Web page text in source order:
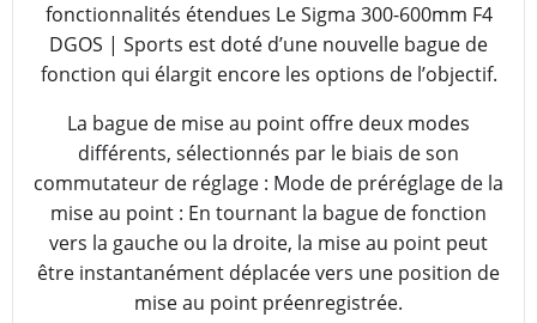
fonctionnalités étendues Le Sigma 300-600mm F4
DGOS | Sports est doté d’une nouvelle bague de
fonction qui élargit encore les options de l’objectif.
La bague de mise au point offre deux modes
différents, sélectionnés par le biais de son
commutateur de réglage : Mode de préréglage de la
mise au point : En tournant la bague de fonction
vers la gauche ou la droite, la mise au point peut
être instantanément déplacée vers une position de
mise au point préenregistrée.